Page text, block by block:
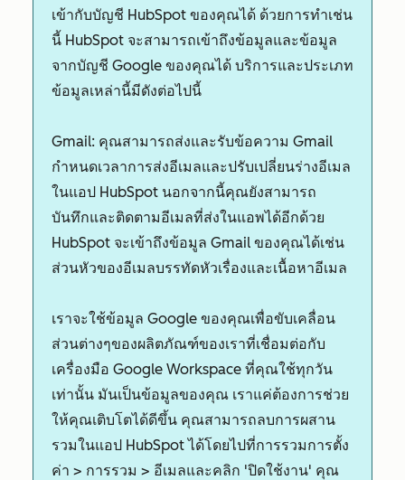
เข้ากับบัญชี HubSpot ของคุณได้ ด้วยการทำเช่น
นี้ HubSpot จะสามารถเข้าถึงข้อมูลและข้อมูล
จากบัญชี Google ของคุณได้ บริการและประเภท
ข้อมูลเหล่านี้มีดังต่อไปนี้
Gmail: คุณสามารถส่งและรับข้อความ Gmail
กำหนดเวลาการส่งอีเมลและปรับเปลี่ยนร่างอีเมล
ในแอป HubSpot นอกจากนี้คุณยังสามารถ
บันทึกและติดตามอีเมลที่ส่งในแอพได้อีกด้วย
HubSpot จะเข้าถึงข้อมูล Gmail ของคุณได้เช่น
ส่วนหัวของอีเมลบรรทัดหัวเรื่องและเนื้อหาอีเมล
เราจะใช้ข้อมูล Google ของคุณเพื่อขับเคลื่อน
ส่วนต่างๆของผลิตภัณฑ์ของเราที่เชื่อมต่อกับ
เครื่องมือ Google Workspace ที่คุณใช้ทุกวัน
เท่านั้น มันเป็นข้อมูลของคุณ เราแค่ต้องการช่วย
ให้คุณเติบโตได้ดีขึ้น คุณสามารถลบการผสาน
รวมในแอป HubSpot ได้โดยไปที่การรวมการตั้ง
ค่า > การรวม > อีเมลและคลิก 'ปิดใช้งาน' คุณ